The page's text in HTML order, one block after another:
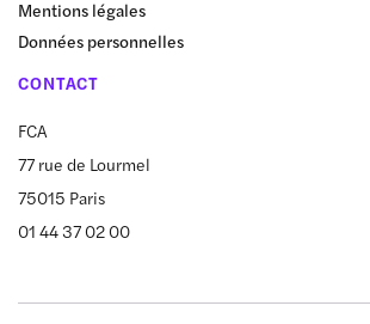
Mentions légales
Données personnelles
CONTACT
FCA
77 rue de Lourmel
75015 Paris
01 44 37 02 00